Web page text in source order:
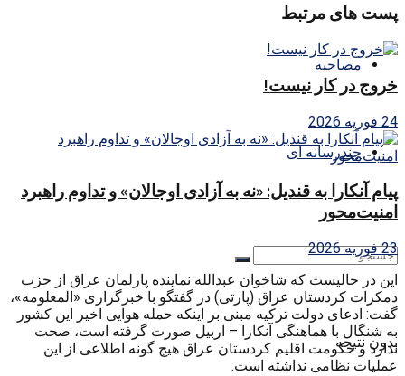
مصاحبه
چندرسانه ای
بدون نتیجه
پست های مرتبط
خروج در کار نیست!
24 فوریه 2026
پیام آنکارا به قندیل: «نه به آزادی اوجالان» و تداوم راهبرد
امنیت‌محور
23 فوریه 2026
این در حالیست که شاخوان عبدالله نماینده پارلمان عراق از حزب
دمکرات کردستان عراق (پارتی) در گفتگو با خبرگزاری «المعلومه»،
گفت: ادعای دولت ترکیه مبنی بر اینکه حمله هوایی اخیر این کشور
به شنگال با هماهنگی آنکارا – اربیل صورت گرفته است، صحت
ندارد و حکومت اقلیم کردستان عراق هیچ گونه اطلاعی از این
عملیات نظامی نداشته است.